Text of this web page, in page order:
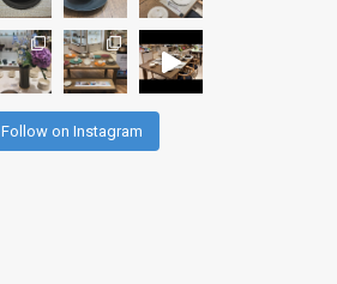
Follow on Instagram